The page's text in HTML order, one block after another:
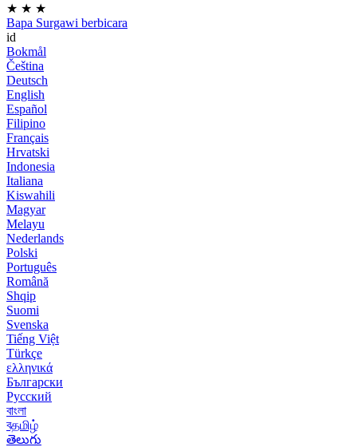
★ ★ ★
Bapa Surgawi berbicara
id
Bokmål
Čeština
Deutsch
English
Español
Filipino
Français
Hrvatski
Indonesia
Italiana
Kiswahili
Magyar
Melayu
Nederlands
Polski
Português
Română
Shqip
Suomi
Svenska
Tiếng Việt
Türkçe
ελληνικά
Български
Русский
বাংলা
বதமிழ்
తెలుగు